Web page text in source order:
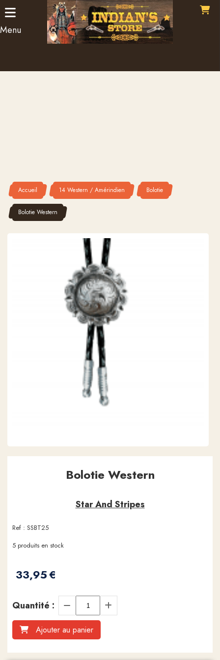
Menu
Accueil 14 Western / Amérindien Bolotie
Bolotie Western
Bolotie Western
Star And Stripes
Ref : SSBT25
33,95€
5 produits en stock
Quantité :
Ajouter au panier
Panneau de gestion des cookies